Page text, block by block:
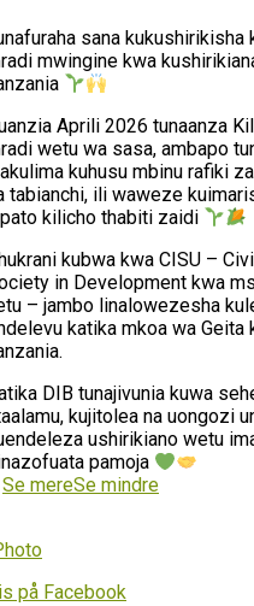
sana
mwingine kwa
Aprili 2026 tunaanza
wetu wa sasa, ambapo
kuhusu mbinu rafiki
tabianchi, ili waweze
kilicho thabiti zaidi
kubwa kwa CISU –
in Development kwa
– jambo linalowezesha
katika mkoa wa
DIB tunajivunia kuwa
kujitolea na uongozi
ushirikiano wetu
pamoja
Se mereSe mindre
på Facebook